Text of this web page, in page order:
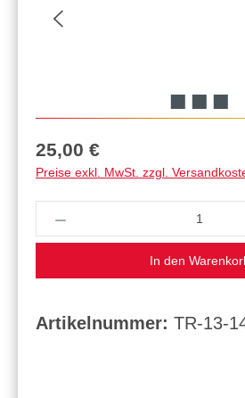
Regulärer Preis:
25,00 €
Preise exkl. MwSt. zzgl.
Produkt Anzahl: Gib den
In den
Artikelnummer: TR-13-